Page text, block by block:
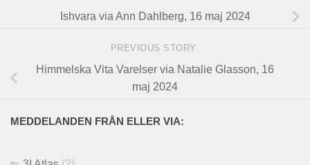
Ishvara via Ann Dahlberg, 16 maj 2024
PREVIOUS STORY
Himmelska Vita Varelser via Natalie Glasson, 16
maj 2024
MEDDELANDEN FRÅN ELLER VIA: